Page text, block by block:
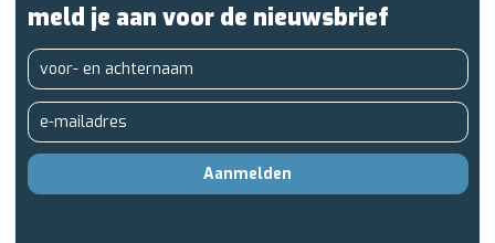
meld je aan voor de nieuwsbrief
Aanmelden